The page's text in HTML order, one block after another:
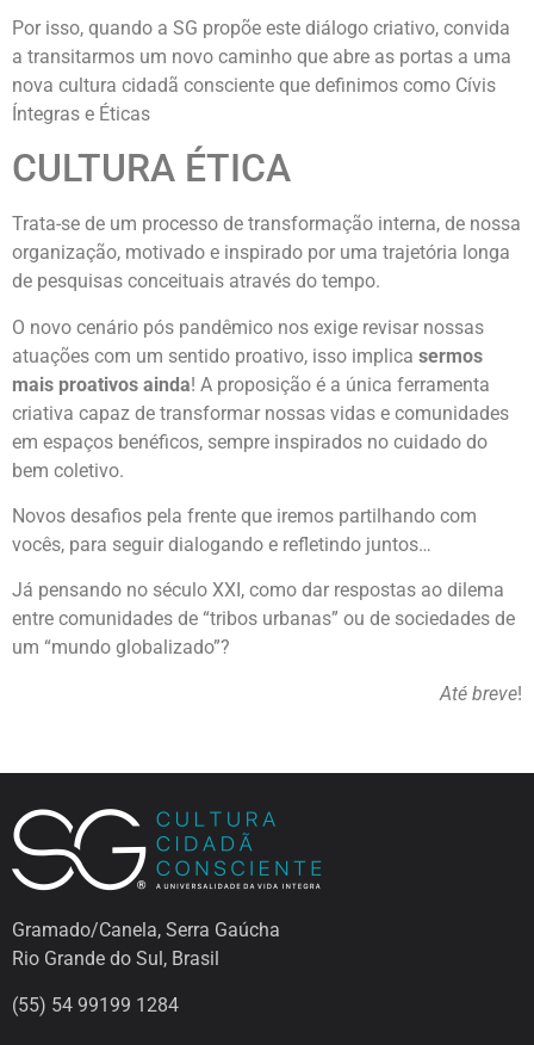
Por isso, quando a SG propõe este diálogo criativo, convida
a transitarmos um novo caminho que abre as portas a uma
nova cultura cidadã consciente que definimos como Cívis
Íntegras e Éticas
CULTURA ÉTICA
Trata-se de um processo de transformação interna, de nossa
organização, motivado e inspirado por uma trajetória longa
de pesquisas conceituais através do tempo.
O novo cenário pós pandêmico nos exige revisar nossas
atuações com um sentido proativo, isso implica sermos
mais proativos ainda! A proposição é a única ferramenta
criativa capaz de transformar nossas vidas e comunidades
em espaços benéficos, sempre inspirados no cuidado do
bem coletivo.
Novos desafios pela frente que iremos partilhando com
vocês, para seguir dialogando e refletindo juntos…
Já pensando no século XXI, como dar respostas ao dilema
entre comunidades de “tribos urbanas” ou de sociedades de
um “mundo globalizado”?
Até breve!
Gramado/Canela, Serra Gaúcha
Rio Grande do Sul, Brasil
(55) 54 99199 1284